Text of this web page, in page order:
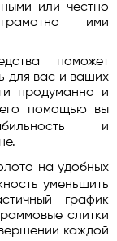
или честно
ими
поможет
для вас и ваших
продуманно и
помощью вы
и
на удобных
уменьшить
график
слитки
каждой